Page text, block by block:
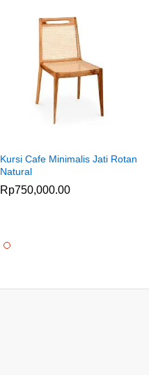
Kursi Cafe Minimalis Jati Rotan
Natural
Rp750,000.00